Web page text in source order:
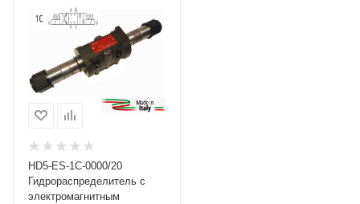
HD5-ES-1C-0000/20
Гидрораспределитель с
электромагнитным